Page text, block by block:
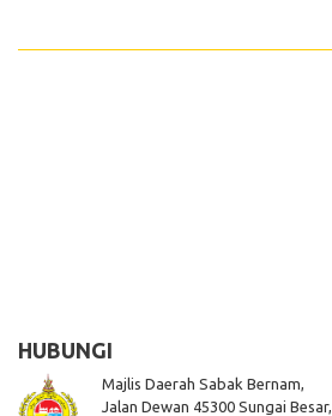
HUBUNGI
Majlis Daerah Sabak Bernam,
Jalan Dewan 45300 Sungai Besar,